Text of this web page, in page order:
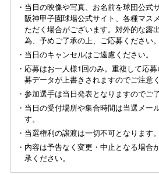
・当日の映像や写真、お名前を球団公式
阪神甲子園球場公式サイト、各種マス
ただく場合がございます。対外的な露
為、予めご了承の上、ご応募ください。
・当日のキャンセルはご遠慮ください。
・応募はお一人様1回のみ。重複して応
募データが上書きされますのでご注意く
・参加選手は当日発表となりますのでご
・当日の受付場所や集合時間は当選メー
す。
・当選権利の譲渡は一切不可となります
・内容は予告なく変更・中止となる場合
承ください。